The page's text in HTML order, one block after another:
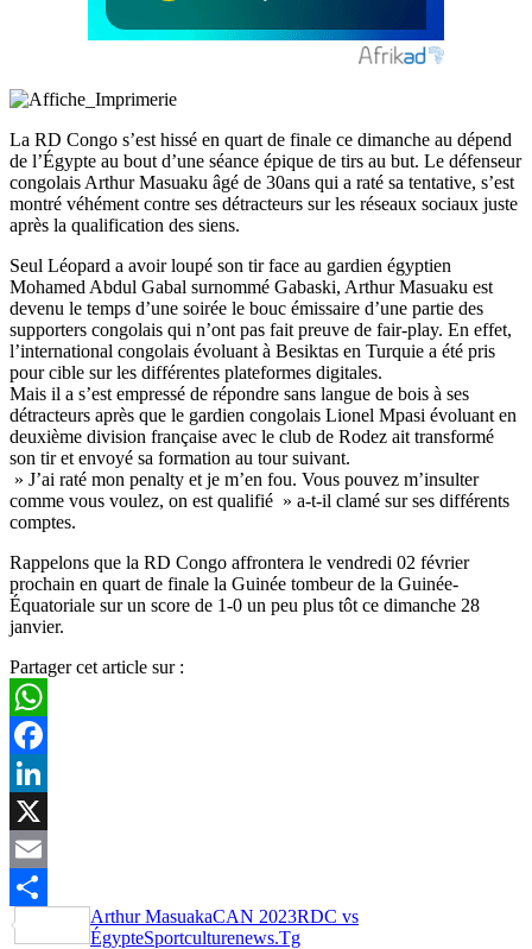
La RD Congo s’est hissé en quart de finale ce dimanche au dépend
de l’Égypte au bout d’une séance épique de tirs au but. Le défenseur
congolais Arthur Masuaku âgé de 30ans qui a raté sa tentative, s’est
montré véhément contre ses détracteurs sur les réseaux sociaux juste
après la qualification des siens.
Seul Léopard a avoir loupé son tir face au gardien égyptien
Mohamed Abdul Gabal surnommé Gabaski, Arthur Masuaku est
devenu le temps d’une soirée le bouc émissaire d’une partie des
supporters congolais qui n’ont pas fait preuve de fair-play. En effet,
l’international congolais évoluant à Besiktas en Turquie a été pris
pour cible sur les différentes plateformes digitales.
Mais il a s’est empressé de répondre sans langue de bois à ses
détracteurs après que le gardien congolais Lionel Mpasi évoluant en
deuxième division française avec le club de Rodez ait transformé
son tir et envoyé sa formation au tour suivant.
» J’ai raté mon penalty et je m’en fou. Vous pouvez m’insulter
comme vous voulez, on est qualifié » a-t-il clamé sur ses différents
comptes.
Rappelons que la RD Congo affrontera le vendredi 02 février
prochain en quart de finale la Guinée tombeur de la Guinée-
Équatoriale sur un score de 1-0 un peu plus tôt ce dimanche 28
janvier.
Partager cet article sur :
WhatsApp
Facebook
LinkedIn
X
Email
Partager
Arthur MasuakaCAN 2023RDC vs
ÉgypteSportculturenews.Tg